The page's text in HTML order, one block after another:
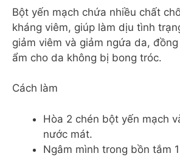
Bột yến mạch chứa nhiều chất
kháng viêm, giúp làm dịu tình
giảm viêm và giảm ngứa da,
ẩm cho da không bị bong tróc.
Cách làm
Hòa 2 chén bột yến mạch
nước mát.
Ngâm mình trong bồn tắm